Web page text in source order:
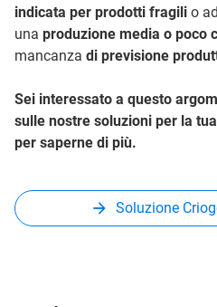
indicata per prodotti fragili o ad
una produzione media o poco
mancanza di previsione
Sei interessato a questo
sulle nostre soluzioni per la
per saperne di più.
Soluzione